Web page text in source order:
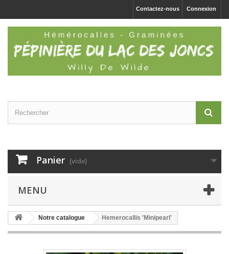
Connexion
Contactez-nous
Panier (vide)
MENU
Notre catalogue Hemerocallis 'Minipearl'